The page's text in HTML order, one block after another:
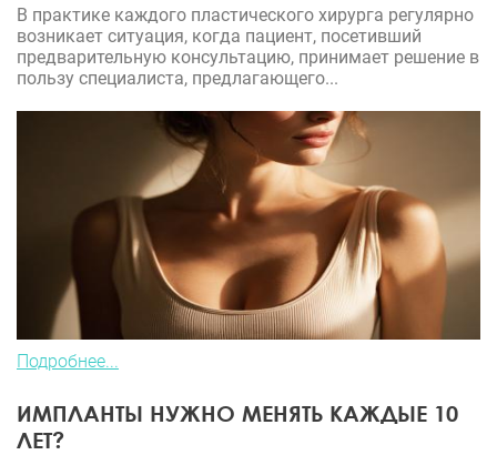
В практике каждого пластического хирурга регулярно
возникает ситуация, когда пациент, посетивший
предварительную консультацию, принимает решение в
пользу специалиста, предлагающего...
Подробнее...
ИМПЛАНТЫ НУЖНО МЕНЯТЬ КАЖДЫЕ 10
ЛЕТ?